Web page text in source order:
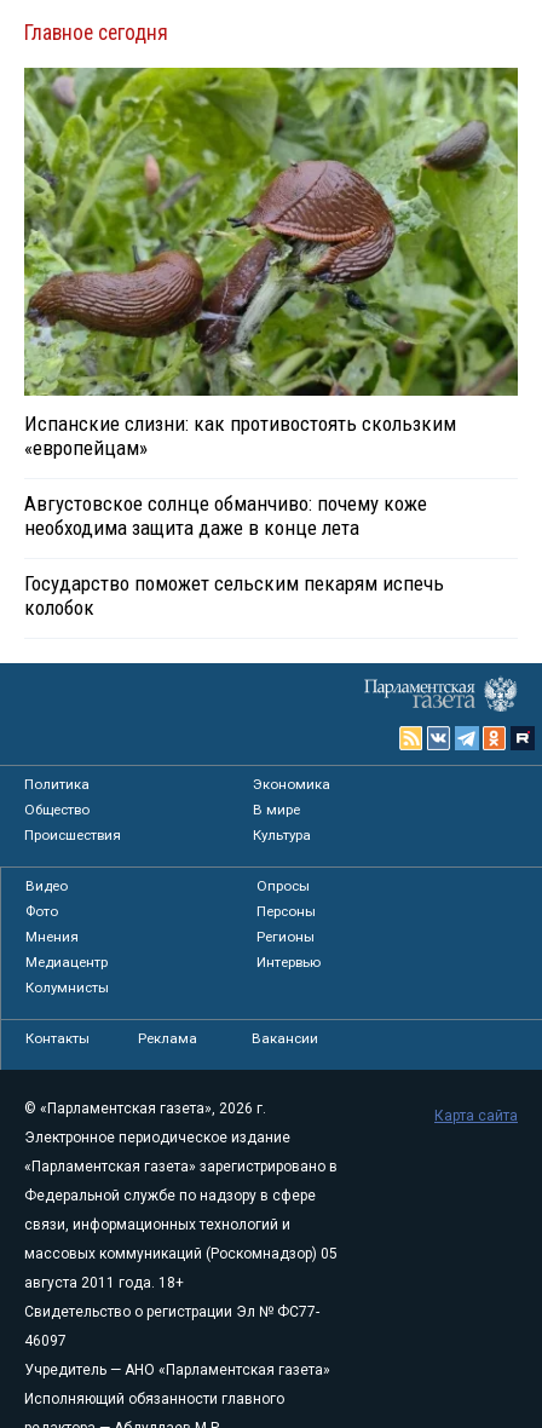
Главное сегодня
Испанские слизни: как противостоять скользким
«европейцам»
Августовское солнце обманчиво: почему коже
необходима защита даже в конце лета
Государство поможет сельским пекарям испечь
колобок
Политика
Экономика
Общество
В мире
Происшествия
Культура
Видео
Опросы
Фото
Персоны
Мнения
Регионы
Медиацентр
Интервью
Колумнисты
Контакты Реклама Вакансии
© «Парламентская газета», 2026 г.
Электронное периодическое издание
«Парламентская газета» зарегистрировано в
Федеральной службе по надзору в сфере
связи, информационных технологий и
массовых коммуникаций (Роскомнадзор) 05
августа 2011 года. 18+
Свидетельство о регистрации Эл № ФС77-
46097
Учредитель — АНО «Парламентская газета»
Исполняющий обязанности главного
Карта сайта